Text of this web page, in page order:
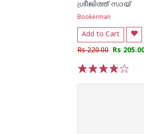
ശ്രീജിത്ത് സായ്
Bookerman
Add to Cart
Rs 220.00 Rs